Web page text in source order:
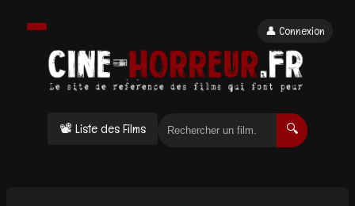
📽 Liste des Films 🔍
👤 Connexion